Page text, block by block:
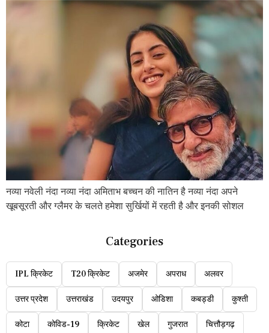
नव्या नवेली नंदा नव्या नंदा अमिताभ बच्चन की नातिन है नव्या नंदा अपने
खूबसूरती और ग्लैमर के चलते हमेशा सुर्खियों में रहती है और इनकी सोशल
Categories
IPL क्रिकेट T20 क्रिकेट अजमेर अपराध अलवर
उत्तर प्रदेश उत्तराखंड उदयपुर ओडिशा कबड्डी कुश्ती
कोटा कोविड-19 क्रिकेट खेल गुजरात चित्तौड़गढ़